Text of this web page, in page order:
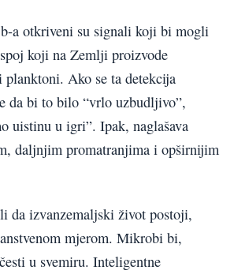
a otkriveni su signali koji bi mogli
koji na Zemlji proizvode
Ako se ta detekcija
da bi to bilo “vrlo uzbudljivo”,
uistinu u igri”. Ipak, naglašava
daljnjim promatranjima i opširnijim
da izvanzemaljski život postoji,
mjerom. Mikrobi bi,
u svemiru. Inteligentne